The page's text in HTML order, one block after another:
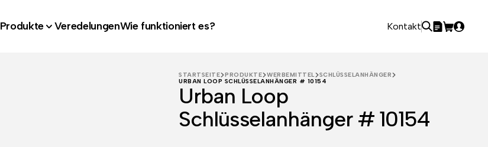
Produkte VeredelungenWie funktioniert es? Kontakt
STARTSEITE PRODUKTE WERBEMITTEL
SCHLÜSSELANHÄNGER
URBAN LOOP SCHLÜSSELANHÄNGER # 10154
Urban Loop
Schlüsselanhänger # 10154